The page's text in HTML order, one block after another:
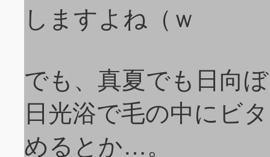
しますよね（ｗ
でも、真夏でも日向
日光浴で毛の中にビ
めるとか…。